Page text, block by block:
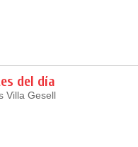
del día
Villa Gesell